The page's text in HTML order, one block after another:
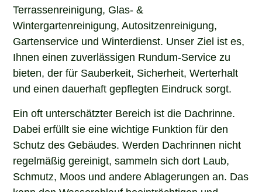
Terrassenreinigung, Glas- &
Wintergartenreinigung, Autositzenreinigung,
Gartenservice und Winterdienst. Unser Ziel ist es,
Ihnen einen zuverlässigen Rundum-Service zu
bieten, der für Sauberkeit, Sicherheit, Werterhalt
und einen dauerhaft gepflegten Eindruck sorgt.
Ein oft unterschätzter Bereich ist die Dachrinne.
Dabei erfüllt sie eine wichtige Funktion für den
Schutz des Gebäudes. Werden Dachrinnen nicht
regelmäßig gereinigt, sammeln sich dort Laub,
Schmutz, Moos und andere Ablagerungen an. Das